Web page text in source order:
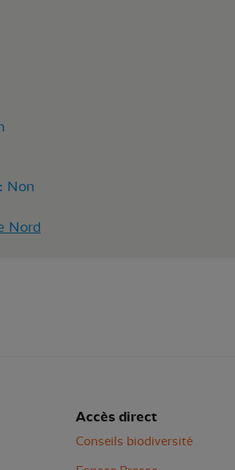
Non
Nord
Accès direct
Conseils biodiversité